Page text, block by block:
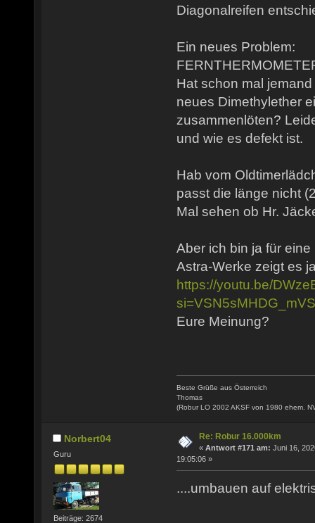
Diagonalreifen
Ein neues Problem:
Hat schon mal
neues Dimethylether
zusammenlöten?
und wie es defekt ist.
Hab vom
passt die länge nicht
Mal sehen ob Hr.
Aber ich bin ja für
Astra-Werke zeigt es
https://youtu.be/
Eure Meinung?
Beste Grüße aus Österreich
Thomas
(Robur LO 2002 AKSF von 1980 ehem.
Norbert04
Guru
Beiträge: 2674
Re: Robur 16.000km
« Antwort #171 am: Juni 16,
19:05:06 »
....umbauen auf